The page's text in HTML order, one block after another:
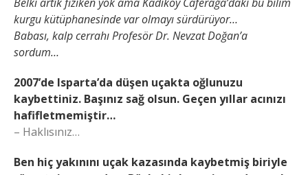
kurgu kütüphanesinde var olmayı sürdürüyor…
Babası, kalp cerrahı Profesör Dr. Nevzat Doğan’a
sordum…
2007’de Isparta’da düşen uçakta oğlunuzu
kaybettiniz. Başınız sağ olsun. Geçen yıllar acınızı
hafifletmemiştir…
– Haklısınız…
Ben hiç yakınını uçak kazasında kaybetmiş biriyle